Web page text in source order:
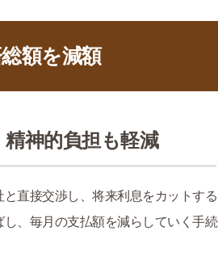
額を減額
神的負担も軽減
直接交渉し、将来利息をカットする
、毎月の支払額を減らしていく手続